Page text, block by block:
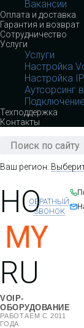
Вакансии
Оплата и доставка
Гарантия и возврат
Сотрудничество
Услуги
Услуги
Настройка
Настройка
Аутсорсинг
Техподдержка
Контакты
Ваш регион:
HO
MY
RU
VOIP-
ОБОРУДОВАНИЕ
РАБОТАЕМ С 2011
ГОДА
ОБРАТНЫЙ
ЗВОНОК